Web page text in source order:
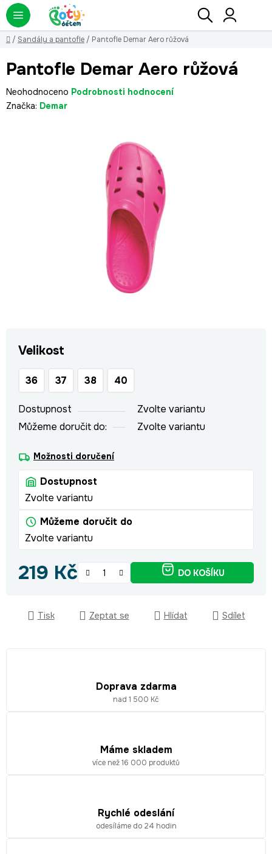
Přejít
na
obsah
Hledat
Domů
/ Sandály a pantofle / Pantofle Demar Aero růžová
Velikost
36 37 38 40
Dostupnost
Zvolte variantu
Můžeme doručit do:
Zvolte variantu
Možnosti doručení
Dostupnost
Zvolte variantu
Můžeme doručit do
Zvolte variantu
219 Kč DO KOŠÍKU
Tisk Zeptat se Hlídat Sdílet
Pantofle Demar Aero růžová
Průměrné
hodnocení
Neohodnoceno Podrobnosti hodnocení
Značka: Demar
Doprava zdarma
nad 1 500 Kč
Máme skladem
více než 16 000 produktů
Rychlé odeslání
odesíláme do 24 hodin